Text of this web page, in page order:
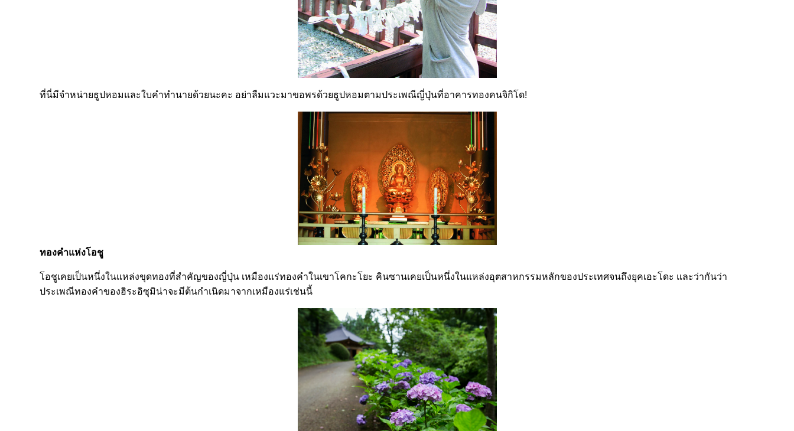
ที่นี่มีจำหน่ายธูปหอมและใบคำทำนายด้วยนะคะ อย่าลืมแวะมาขอพรด้วยธูปหอมตามประเพณีญี่ปุ่นที่อาคารทองคนจิกิโด!
ทองคำแห่งโอชู
โอชูเคยเป็นหนึ่งในแหล่งขุดทองที่สำคัญของญี่ปุ่น เหมืองแร่ทองคำในเขาโคกะโยะ คินซานเคยเป็นหนึ่งในแหล่งอุตสาหกรรมหลักของประเทศจนถึงยุคเอะโดะ และว่ากันว่า
ประเพณีทองคำของฮิระอิซุมิน่าจะมีต้นกำเนิดมาจากเหมืองแร่เช่นนี้